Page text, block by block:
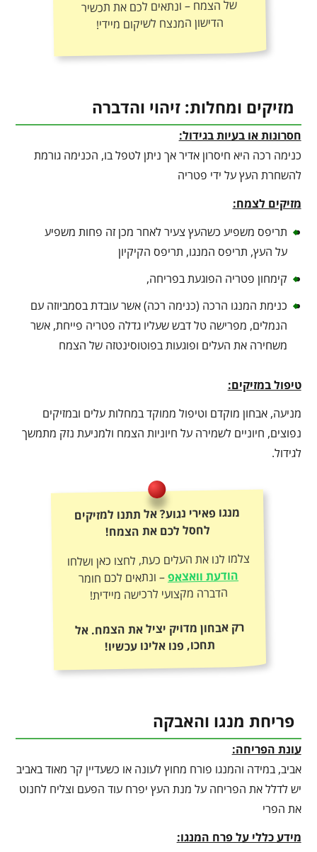
הדישון המנצח לשיקום מיידי!
מזיקים ומחלות: זיהוי והדברה
חסרונות או בעיות בגידול:
כנימה רכה היא חיסרון אדיר אך ניתן לטפל בו, הכנימה גורמת
להשחרת העץ על ידי פטריה
מזיקים לצמח:
תריפס משפיע כשהעץ צעיר לאחר מכן זה פחות משפיע
על העץ, תריפס המנגו, תריפס הקיקיון
קימחון פטריה הפוגעת בפריחה,
כנימת המנגו הרכה (כנימה רכה) אשר עובדת בסמביוזה עם
הנמלים, מפרישה טל דבש שעליו גדלה פטריה פייחת, אשר
משחירה את העלים ופוגעות בפוטוסינטזה של הצמח
טיפול במזיקים:
מניעה, אבחון מוקדם וטיפול ממוקד במחלות עלים ובמזיקים
נפוצים, חיוניים לשמירה על חיוניות הצמח ולמניעת נזק מתמשך
לגידול.
מנגו פאירי נגוע? אל תתנו למזיקים
לחסל לכם את הצמח!
צלמו לנו את העלים כעת, לחצו כאן ושלחו
הודעת וואצאפ– ונתאים לכם חומר
הדברה מקצועי לרכישה מיידית!
רק אבחון מדויק יציל את הצמח. אל
תחכו, פנו אלינו עכשיו!
פריחת מנגו והאבקה
עונת הפריחה:
אביב, במידה והמנגו פורח מחוץ לעונה או כשעדיין קר מאוד באביב
יש לדלל את הפריחה על מנת העץ יפרח עוד הפעם וצליח לחנוט
את הפרי
מידע כללי על פרח המנגו: